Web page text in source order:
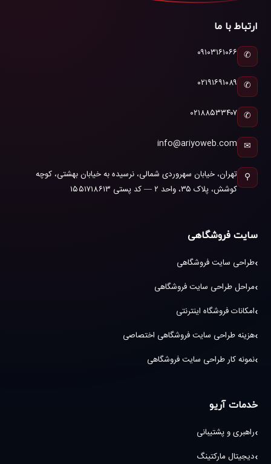
ارتباط با ما
✆ ۰۹۱۰۳۱۶۱۰۶۶
✆ ۰۲۱۹۱۶۹۱۰۸۹
✆ ۰۲۱۸۸۵۳۳۴۰۷
✉
info@ariyoweb.com
⚲
تهران، خیابان سهروردی شمالی، نرسیده به خیابان بهشتی، کوچه
کوشش، پلاک ۳۵، واحد ۲ — کد پستی ۱۵۵۱۷۱۸۶۱۳
سایت فروشگاهی
طراحی سایت فروشگاهی
مراحل طراحی سایت فروشگاهی
امکانات فروشگاه اینترنتی
هزینه طراحی سایت فروشگاهی اختصاصی
نمونه کار طراحی سایت فروشگاهی
خدمات آریو
راهبری و پشتیبانی
دیجیتال مارکتینگ